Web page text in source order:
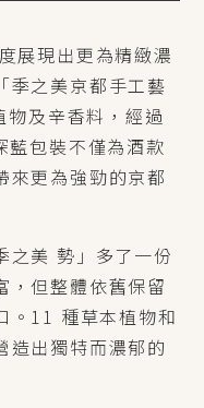
展現出更為精緻濃
季之美京都手工藝
及辛香料，經過
藍包裝不僅為酒款
來更為強勁的京都
之美 勢」多了一份
，但整體依舊保留
。11 種草本植物和
造出獨特而濃郁的